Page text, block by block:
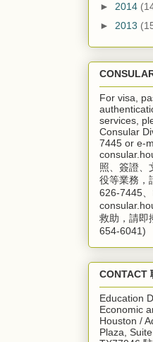
► 2014
► 2013
For visa,
services,
Consular
7445 or e-
照、簽證、
役等業務，
626-7445
救助，請即
654-6041)
CONTACT
Education
Economic
Houston /
Plaza,